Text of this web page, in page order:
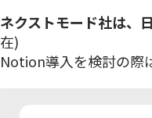
ネクストモード社は、
在)
Notion導入を検討の際